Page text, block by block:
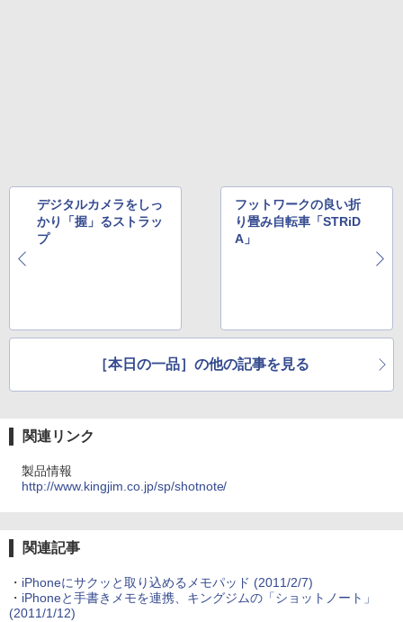
デジタルカメラをしっ
かり「握」るストラッ
プ
フットワークの良い折
り畳み自転車「STRiD
A」
［本日の一品］の他の記事を見る
関連リンク
製品情報
http://www.kingjim.co.jp/sp/shotnote/
関連記事
・ iPhoneにサクッと取り込めるメモパッド (2011/2/7)
・ iPhoneと手書きメモを連携、キングジムの「ショットノート」
(2011/1/12)